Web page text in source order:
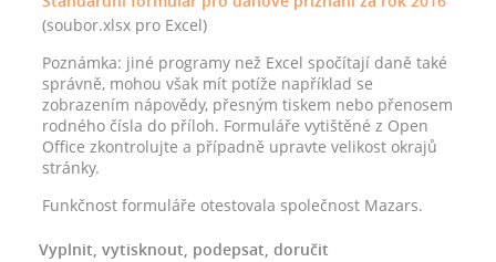
(soubor.xlsx pro Excel)
Poznámka: jiné programy než Excel spočítají daně také
správně, mohou však mít potíže například se
zobrazením nápovědy, přesným tiskem nebo přenosem
rodného čísla do příloh. Formuláře vytištěné z Open
Office zkontrolujte a případně upravte velikost okrajů
stránky.
Funkčnost formuláře otestovala společnost Mazars.
Vyplnit, vytisknout, podepsat, doručit